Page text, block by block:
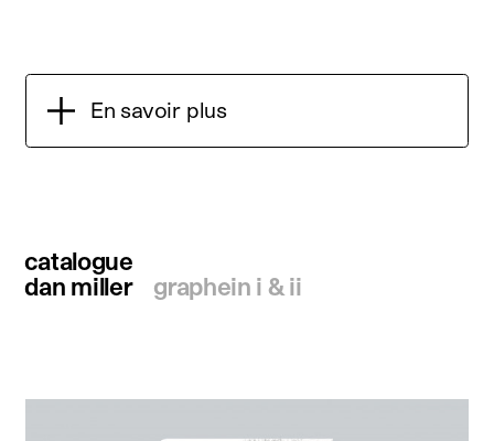
En savoir plus
catalogue
dan miller
graphein i & ii